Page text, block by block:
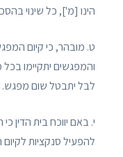
הינו [מ'], כל שינוי
ט. מובהר, כי קיום
והמפגשים יתקיימו
לבל יתבטל שום מפגש.
י. באם יווכח בית הדין
להפעיל סנקציות